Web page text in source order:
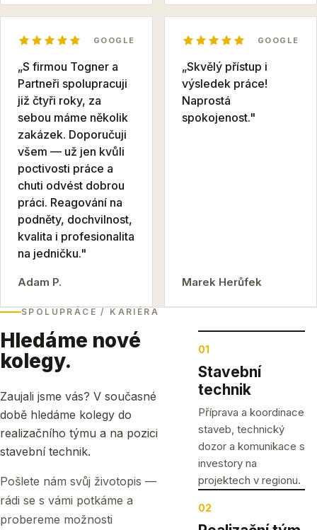
GOOGLE
„S firmou Togner a
Partneři spolupracuji
již čtyři roky, za
sebou máme několik
zakázek. Doporučuji
všem — už jen kvůli
poctivosti práce a
chuti odvést dobrou
práci. Reagování na
podněty, dochvilnost,
kvalita i profesionalita
na jedničku."
Adam P.
GOOGLE
„Skvělý přístup i
výsledek práce!
Naprostá
spokojenost."
Marek Herůfek
SPOLUPRÁCE / KARIÉRA
Hledáme nové
kolegy.
Zaujali jsme vás? V současné
době hledáme kolegy do
realizačního týmu a na pozici
stavební technik.
Pošlete nám svůj životopis —
rádi se s vámi potkáme a
probereme možnosti
01
Stavební
technik
Příprava a koordinace
staveb, technický
dozor a komunikace s
investory na
projektech v regionu.
02